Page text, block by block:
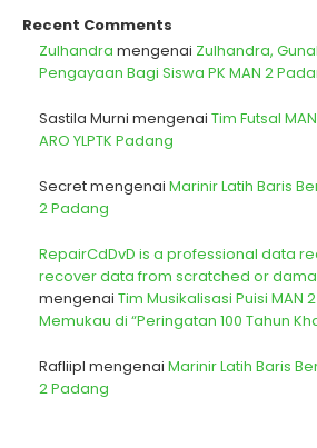
Recent Comments
Zulhandra mengenai Zulhandra,
Pengayaan Bagi Siswa PK MAN 2
Sastila Murni mengenai Tim Futsal
ARO YLPTK Padang
Secretmengenai Marinir Latih Baris
2 Padang
RepairCdDvD is a professional data
recover data from scratched or
mengenai Tim Musikalisasi Puisi MAN
Memukau di “Peringatan 100 Tahun
Rafliipl mengenai Marinir Latih Baris
2 Padang